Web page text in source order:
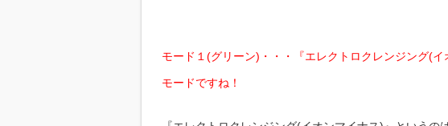
モード１(グリーン)・・・『エレクトロクレンジング(
モードですね！